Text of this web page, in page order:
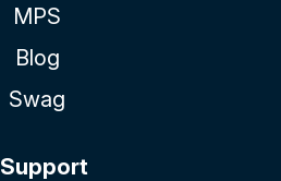
MPS
Blog
Swag
Support